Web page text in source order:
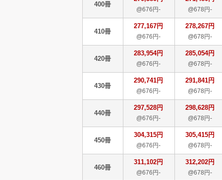
400冊
@676円- @678円-
410冊
277,167円
@676円-
278,267円
@678円-
420冊
283,954円
@676円-
285,054円
@678円-
430冊
290,741円
@676円-
291,841円
@678円-
440冊
297,528円
@676円-
298,628円
@678円-
450冊
304,315円
@676円-
305,415円
@678円-
460冊
311,102円
@676円-
312,202円
@678円-